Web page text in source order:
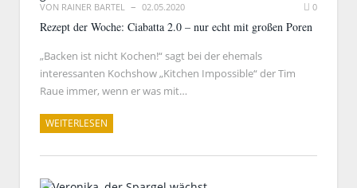
VON RAINER BARTEL 02.05.2020 0
Rezept der Woche: Ciabatta 2.0 – nur echt mit großen Poren
„Backen ist nicht Kochen!“ sagt bei der ehemals
interessanten Kochshow „Kitchen Impossible“ der Tim
Raue immer, wenn er was mit…
WEITERLESEN